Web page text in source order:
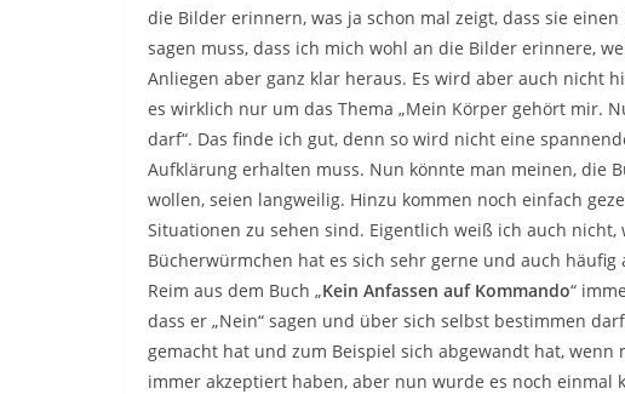
die Bilder erinnern, was ja schon mal zeigt, dass sie
sagen muss, dass ich mich wohl an die Bilder erinnere,
Anliegen aber ganz klar heraus. Es wird aber auch nicht
es wirklich nur um das Thema „Mein Körper gehört mir.
darf“. Das finde ich gut, denn so wird nicht eine
Aufklärung erhalten muss. Nun könnte man meinen, die
wollen, seien langweilig. Hinzu kommen noch einfach
Situationen zu sehen sind. Eigentlich weiß ich auch
Bücherwürmchen hat es sich sehr gerne und auch
Reim aus dem Buch „Kein Anfassen auf Kommando“
dass er „Nein“ sagen und über sich selbst bestimmen
gemacht hat und zum Beispiel sich abgewandt hat,
immer akzeptiert haben, aber nun wurde es noch einmal